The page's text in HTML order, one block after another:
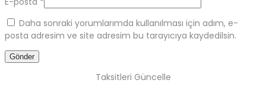
Daha sonraki yorumlarımda kullanılması için adım, e-
posta adresim ve site adresim bu tarayıcıya kaydedilsin.
Taksitleri Güncelle